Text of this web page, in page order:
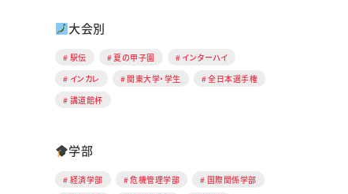
大会別
駅伝 夏の甲子園
インターハイ
インカレ
関東大学・学生
全日本選手権
講道館杯
学部
経済学部 危機管理学部
国際関係学部